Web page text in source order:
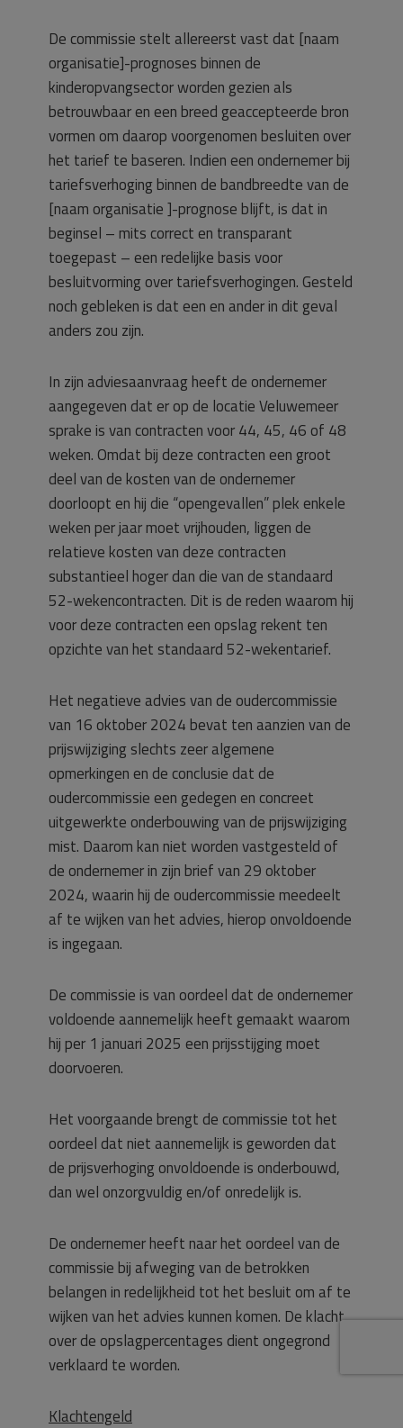
De commissie stelt allereerst vast dat [naam
organisatie]-prognoses binnen de
kinderopvangsector worden gezien als
betrouwbaar en een breed geaccepteerde bron
vormen om daarop voorgenomen besluiten over
het tarief te baseren. Indien een ondernemer bij
tariefsverhoging binnen de bandbreedte van de
[naam organisatie ]-prognose blijft, is dat in
beginsel – mits correct en transparant
toegepast – een redelijke basis voor
besluitvorming over tariefsverhogingen. Gesteld
noch gebleken is dat een en ander in dit geval
anders zou zijn.
In zijn adviesaanvraag heeft de ondernemer
aangegeven dat er op de locatie Veluwemeer
sprake is van contracten voor 44, 45, 46 of 48
weken. Omdat bij deze contracten een groot
deel van de kosten van de ondernemer
doorloopt en hij die “opengevallen” plek enkele
weken per jaar moet vrijhouden, liggen de
relatieve kosten van deze contracten
substantieel hoger dan die van de standaard
52-wekencontracten. Dit is de reden waarom hij
voor deze contracten een opslag rekent ten
opzichte van het standaard 52-wekentarief.
Het negatieve advies van de oudercommissie
van 16 oktober 2024 bevat ten aanzien van de
prijswijziging slechts zeer algemene
opmerkingen en de conclusie dat de
oudercommissie een gedegen en concreet
uitgewerkte onderbouwing van de prijswijziging
mist. Daarom kan niet worden vastgesteld of
de ondernemer in zijn brief van 29 oktober
2024, waarin hij de oudercommissie meedeelt
af te wijken van het advies, hierop onvoldoende
is ingegaan.
De commissie is van oordeel dat de ondernemer
voldoende aannemelijk heeft gemaakt waarom
hij per 1 januari 2025 een prijsstijging moet
doorvoeren.
Het voorgaande brengt de commissie tot het
oordeel dat niet aannemelijk is geworden dat
de prijsverhoging onvoldoende is onderbouwd,
dan wel onzorgvuldig en/of onredelijk is.
De ondernemer heeft naar het oordeel van de
commissie bij afweging van de betrokken
belangen in redelijkheid tot het besluit om af te
wijken van het advies kunnen komen. De klacht
over de opslagpercentages dient ongegrond
verklaard te worden.
Klachtengeld